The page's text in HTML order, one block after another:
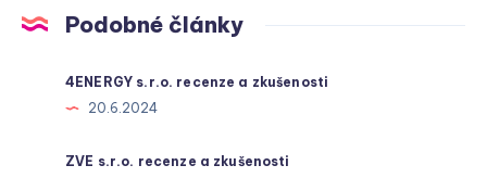
Podobné články
4ENERGY s.r.o. recenze a zkušenosti
20.6.2024
ZVE s.r.o. recenze a zkušenosti